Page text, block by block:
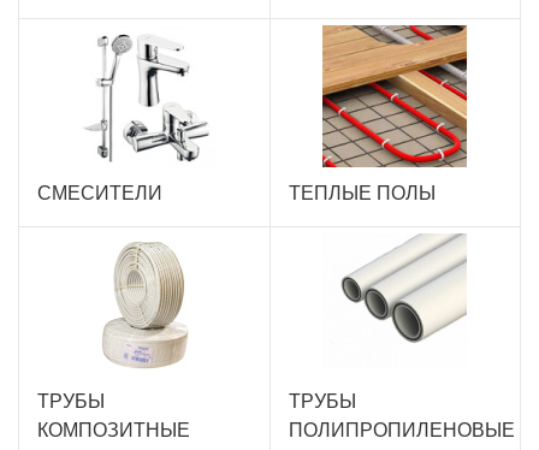
СМЕСИТЕЛИ ТЕПЛЫЕ ПОЛЫ
ТРУБЫ
КОМПОЗИТНЫЕ
ТРУБЫ
ПОЛИПРОПИЛЕНОВЫЕ